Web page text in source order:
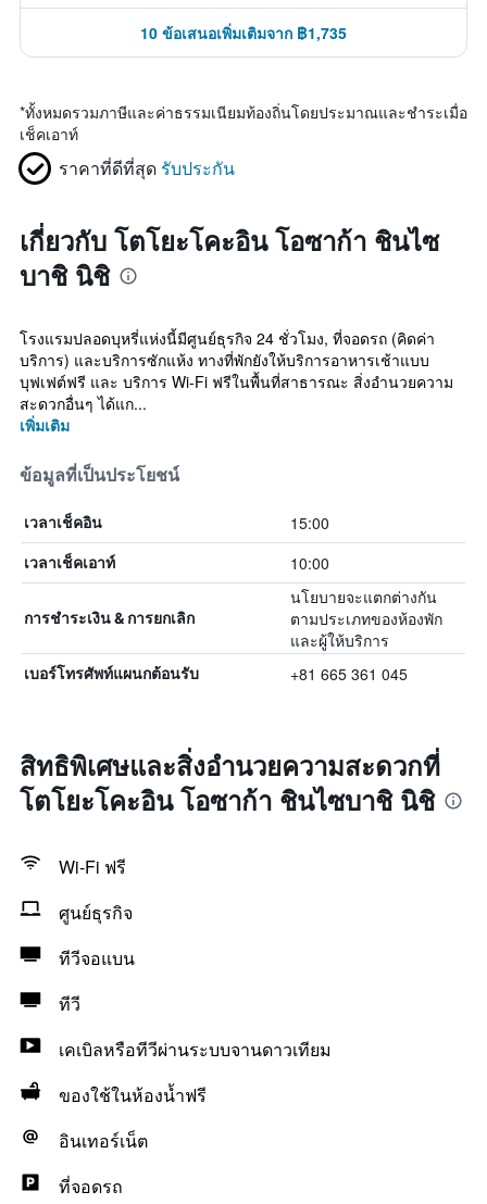
10 ข้อเสนอเพิ่มเติมจาก ฿1,735
*ทั้งหมดรวมภาษีและค่าธรรมเนียมท้องถิ่นโดยประมาณและชำระเมื่อ
เช็คเอาท์
ราคาที่ดีที่สุด รับประกัน
เกี่ยวกับ โตโยะโคะอิน โอซาก้า ชินไซ
บาชิ นิชิ
โรงแรมปลอดบุหรี่แห่งนี้มีศูนย์ธุรกิจ 24 ชั่วโมง, ที่จอดรถ (คิดค่า
บริการ) และบริการซักแห้ง ทางที่พักยังให้บริการอาหารเช้าแบบ
บุฟเฟต์ฟรี และ บริการ Wi-Fi ฟรีในพื้นที่สาธารณะ สิ่งอำนวยความ
สะดวกอื่นๆ ได้แก...
เพิ่มเติม
ข้อมูลที่เป็นประโยชน์
เวลาเช็คอิน 15:00
เวลาเช็คเอาท์ 10:00
การชำระเงิน & การยกเลิก
นโยบายจะแตกต่างกัน
ตามประเภทของห้องพัก
และผู้ให้บริการ
เบอร์โทรศัพท์แผนกต้อนรับ +81 665 361 045
สิทธิพิเศษและสิ่งอำนวยความสะดวกที่
โตโยะโคะอิน โอซาก้า ชินไซบาชิ นิชิ
Wi-Fi ฟรี
ศูนย์ธุรกิจ
ทีวีจอแบน
ทีวี
เคเบิลหรือทีวีผ่านระบบจานดาวเทียม
ของใช้ในห้องน้ำฟรี
อินเทอร์เน็ต
ที่จอดรถ